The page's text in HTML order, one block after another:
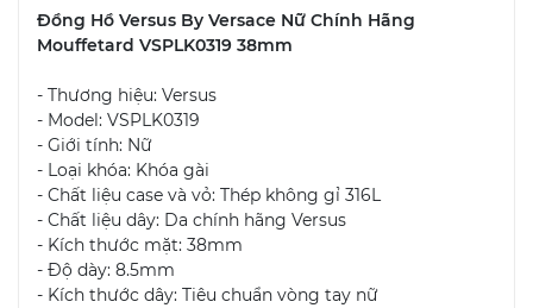
Đồng Hồ Versus By Versace Nữ Chính Hãng
Mouffetard VSPLK0319 38mm
- Thương hiệu: Versus
- Model: VSPLK0319
- Giới tính: Nữ
- Loại khóa: Khóa gài
- Chất liệu case và vỏ: Thép không gỉ 316L
- Chất liệu dây: Da chính hãng Versus
- Kích thước mặt: 38mm
- Độ dày: 8.5mm
- Kích thước dây: Tiêu chuẩn vòng tay nữ